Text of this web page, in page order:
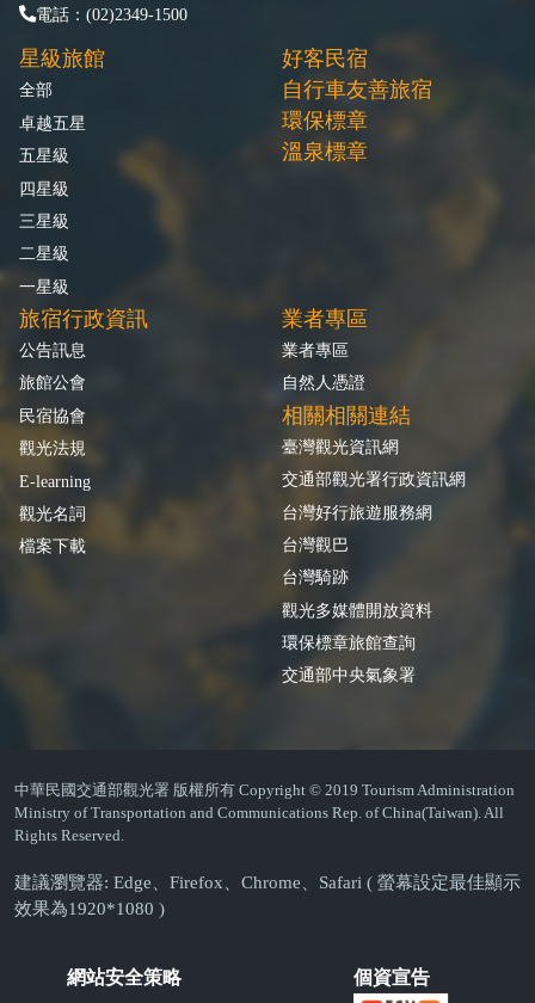
電話：(02)2349-1500
星級旅館
全部
卓越五星
五星級
四星級
三星級
二星級
一星級
好客民宿
自行車友善旅宿
環保標章
溫泉標章
旅宿行政資訊
公告訊息
旅館公會
民宿協會
觀光法規
E-learning
觀光名詞
檔案下載
業者專區
業者專區
自然人憑證
相關相關連結
臺灣觀光資訊網
交通部觀光署行政資訊網
台灣好行旅遊服務網
台灣觀巴
台灣騎跡
觀光多媒體開放資料
環保標章旅館查詢
交通部中央氣象署
中華民國交通部觀光署 版權所有 Copyright © 2019 Tourism Administration
Ministry of Transportation and Communications Rep. of China(Taiwan). All
Rights Reserved.
建議瀏覽器: Edge、Firefox、Chrome、Safari ( 螢幕設定最佳顯示
效果為1920*1080 )
網站安全策略 個資宣告